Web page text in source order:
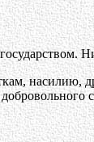
насилию,